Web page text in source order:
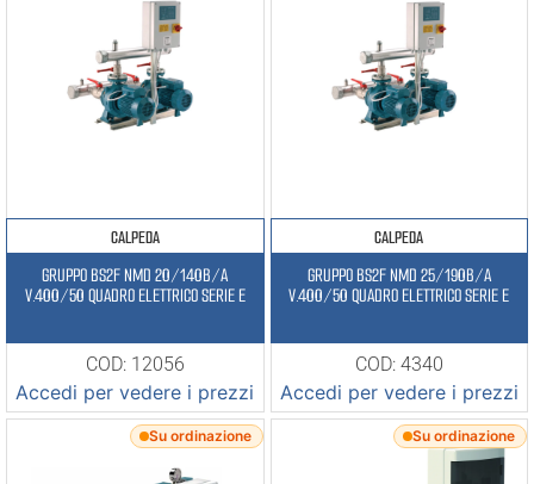
CALPEDA
GRUPPO BS2F NMD 20/140B/A
V.400/50 QUADRO ELETTRICO SERIE E
COD: 12056
Accedi per vedere i prezzi
CALPEDA
GRUPPO BS2F NMD 25/190B/A
V.400/50 QUADRO ELETTRICO SERIE E
COD: 4340
Accedi per vedere i prezzi
Su ordinazione Su ordinazione